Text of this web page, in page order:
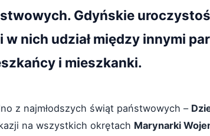
Gdyńskie
w nich udział między innymi
i mieszkanki.
z najmłodszych świąt państwowych –
na wszystkich okrętach Marynarki